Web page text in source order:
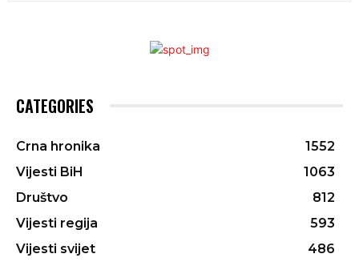
CATEGORIES
Crna hronika
1552
Vijesti BiH
1063
Društvo
812
Vijesti regija
593
Vijesti svijet
486